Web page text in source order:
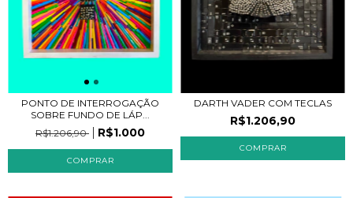
PONTO DE INTERROGAÇÃO
SOBRE FUNDO DE LÁP...
R$1.206,90
R$1.000
DARTH VADER COM TECLAS
R$1.206,90